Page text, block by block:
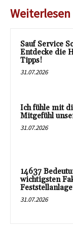
Weiterlesen
Sauf Service
Entdecke die
Tipps!
31.07.2026
Ich fühle mit
Mitgefühl
31.07.2026
14637
wichtigsten
31.07.2026